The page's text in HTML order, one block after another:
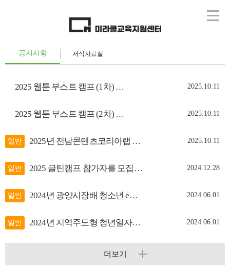
공지사항 서식자료실
2025 웹툰 부스트 캠프 (1차) 참여자 모집 2025.10.11
2025 웹툰 부스트 캠프 (2차) 참여자 모집 2025.10.11
일반 2025년 전남콘텐츠코리아랩 콘텐츠 아카데미 교육생 모집공고(~... 2025.10.11
일반 2025 글틴캠프 참가자를 모집합니다! 🖋️📚✨ 2024.12.28
일반 2024년 광양시장배 청소년 e스포츠 대회 안내 2024.06.01
일반 2024년 지역주도형 청년일자리 사업 상반기 간담회 2024.06.01
더보기